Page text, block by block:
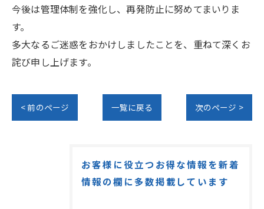
今後は管理体制を強化し、再発防止に努めてまいりま
す。
多大なるご迷惑をおかけしましたことを、重ねて深くお
詫び申し上げます。
< 前のページ 一覧に戻る 次のページ >
お客様に役立つお得な情報を新着
情報の欄に多数掲載しています